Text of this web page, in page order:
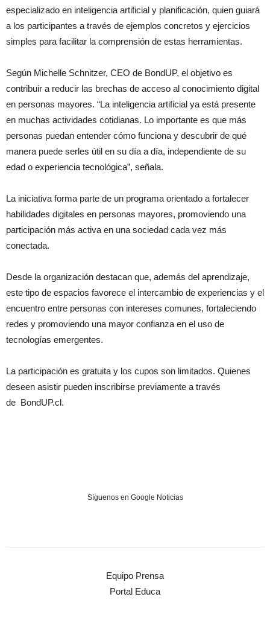
especializado en inteligencia artificial y planificación, quien guiará
a los participantes a través de ejemplos concretos y ejercicios
simples para facilitar la comprensión de estas herramientas.
Según Michelle Schnitzer, CEO de BondUP, el objetivo es
contribuir a reducir las brechas de acceso al conocimiento digital
en personas mayores. “La inteligencia artificial ya está presente
en muchas actividades cotidianas. Lo importante es que más
personas puedan entender cómo funciona y descubrir de qué
manera puede serles útil en su día a día, independiente de su
edad o experiencia tecnológica”, señala.
La iniciativa forma parte de un programa orientado a fortalecer
habilidades digitales en personas mayores, promoviendo una
participación más activa en una sociedad cada vez más
conectada.
Desde la organización destacan que, además del aprendizaje,
este tipo de espacios favorece el intercambio de experiencias y el
encuentro entre personas con intereses comunes, fortaleciendo
redes y promoviendo una mayor confianza en el uso de
tecnologías emergentes.
La participación es gratuita y los cupos son limitados. Quienes
deseen asistir pueden inscribirse previamente a través
de BondUP.cl.
Síguenos en Google Noticias
Equipo Prensa
Portal Educa